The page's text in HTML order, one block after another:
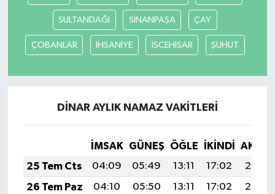
SULTANDAĞI SİNANPAŞA ÇAY
ÇOBANLAR İHSANİYE İSCEHİSAR ŞUHUT
DİNAR AYLIK NAMAZ VAKITLERI
İMSAK GÜNEŞ ÖĞLE İKINDI
25 Tem Cts
04:09 05:49 13:11 17:02
20:23
26 Tem Paz
04:10 05:50 13:11 17:02
20:22